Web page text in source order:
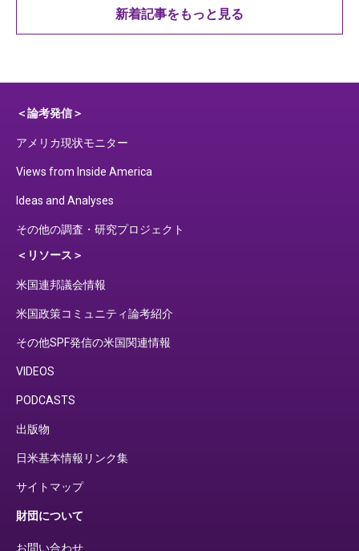
新着記事をもっと見る
＜論考発信＞
アメリカ現状モニター
Views from Inside America
Ideas and Analyses
その他の調査・研究プロジェクト
＜リソース＞
米国連邦議会情報
米国政策コミュニティ論考紹介
その他SPF発信の米国関連情報
VIDEOS
PODCASTS
出版物
日米基本情報リンク集
サイトマップ
財団について
お問い合わせ